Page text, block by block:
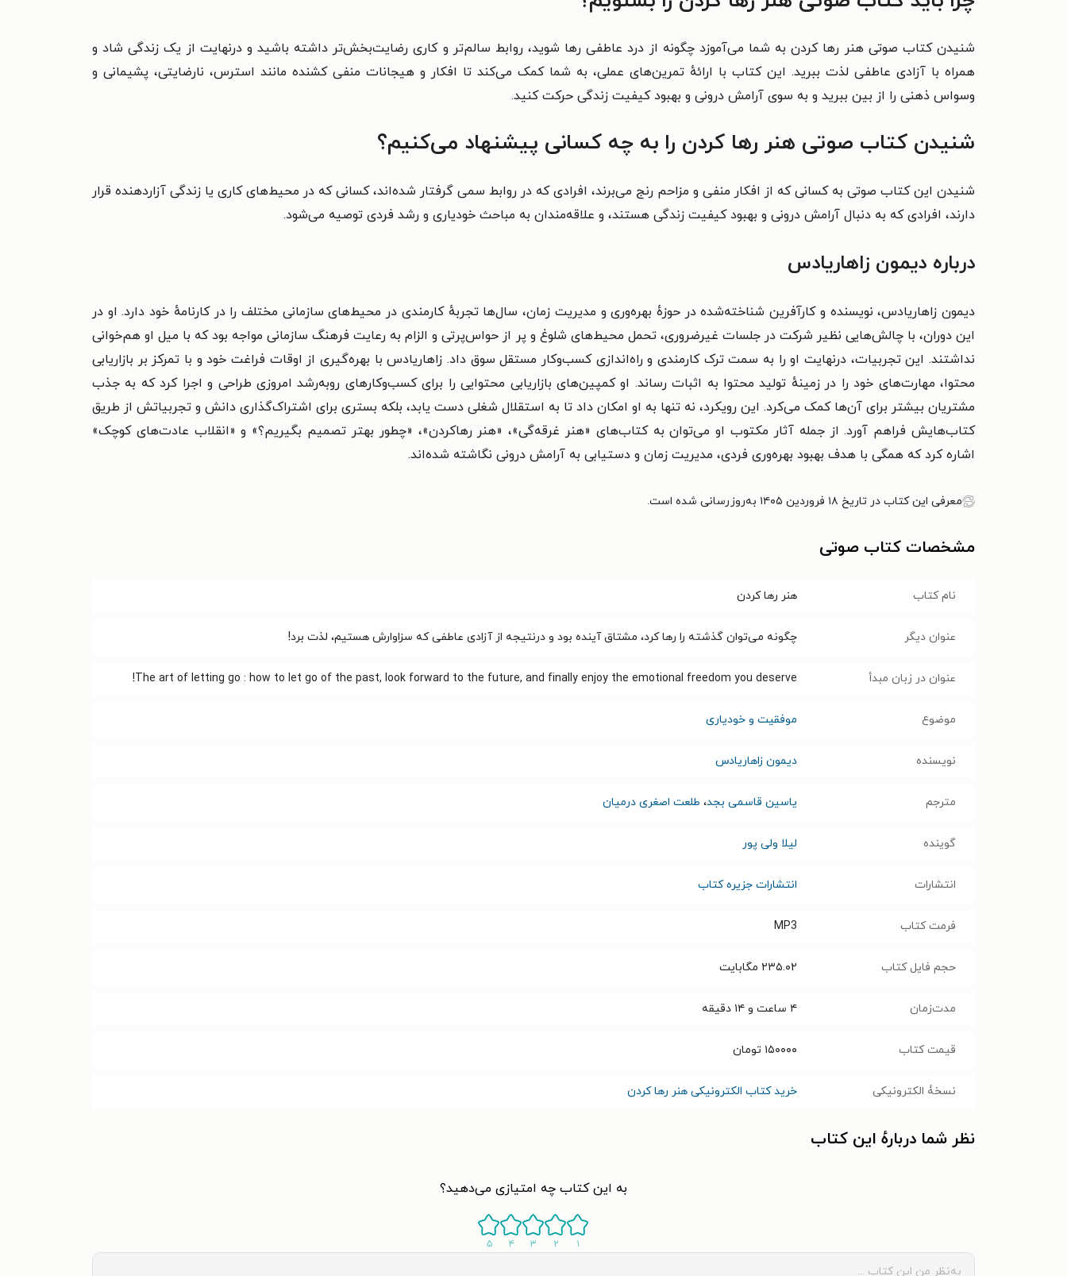
شنیدن کتاب صوتی هنر رها کردن به شما می‌آموزد چگونه از درد عاطفی رها شوید، روابط سالم‌تر و کاری رضایت‌بخش‌تر داشته باشید و درنهایت از یک زندگی‌ شاد و
همراه با آزادی عاطفی لذت ببرید. این کتاب با ارائهٔ تمرین‌های عملی، به شما کمک می‌کند تا افکار و هیجانات منفی کشنده مانند استرس، نارضایتی، پشیمانی و
وسواس ذهنی را از بین ببرید و به سوی آرامش درونی و بهبود کیفیت زندگی حرکت کنید.
شنیدن کتاب صوتی هنر رها کردن را به چه کسانی پیشنهاد می‌کنیم؟
شنیدن این کتاب صوتی بهکسانی که از افکار منفی و مزاحم رنج می‌برند، افرادی که در روابط سمی گرفتار شده‌اند،کسانی که در محیط‌های کاری یا زندگی آزاردهنده قرار
دارند، افرادی که به دنبال آرامش درونی و بهبود کیفیت زندگی هستند، و علاقه‌مندان به مباحث خودیاری و رشد فردی توصیه می‌شود.
درباره دیمون زاهاریادس
دیمون زاهاریادس، نویسنده و کارآفرین شناخته‌شده در حوزهٔ بهره‌وری و مدیریت زمان، سال‌ها تجربهٔ کارمندی در محیط‌های سازمانی مختلف را در کارنامهٔ خود دارد. او در
این دوران، با چالش‌هایی نظیر شرکت در جلسات غیرضروری، تحمل محیط‌های شلوغ و پر از حواس‌پرتی و الزام به رعایت فرهنگ سازمانی مواجه بود که با میل او هم‌خوانی
نداشتند. این تجربیات، درنهایت او را به سمت ترک کارمندی و راه‌اندازی کسب‌وکار مستقل سوق داد. زاهاریادس با بهره‌گیری از اوقات فراغت خود و با تمرکز بر بازاریابی
محتوا، مهارت‌های خود را در زمینهٔ تولید محتوا به اثبات رساند. او کمپین‌های بازاریابی محتوایی را برای کسب‌وکارهای رو‌به‌رشد امروزی طراحی و اجرا کرد که به جذب
مشتریان بیشتر برای آن‌ها کمک می‌کرد. این رویکرد، نه تنها به او امکان داد تا به استقلال شغلی دست یابد، بلکه بستری برای اشتراک‌گذاری دانش و تجربیاتش از طریق
کتاب‌هایش فراهم آورد. از جمله آثار مکتوب او می‌توان به کتاب‌های «هنر غرقه‌گی»، «هنر رهاکردن»، «چطور بهتر تصمیم بگیریم؟» و «انقلاب عادت‌‌های کوچک»
اشاره کرد که همگی با هدف بهبود بهره‌وری فردی، مدیریت زمان و دستیابی به آرامش درونی نگاشته شده‌اند.
معرفی این کتاب در تاریخ ۱۸ فروردین ۱۴۰۵ به‌روزرسانی شده است.
مشخصات کتاب صوتی
نام کتاب هنر رها کردن
عنوان دیگر چگونه می‌توان گذشته را رها کرد، مشتاق آینده بود و درنتیجه از آزادی عاطفی که سزاوارش هستیم، لذت برد!
عنوان در زبان مبدأ The art of letting go : how to let go of the past, look forward to the future, and finally enjoy the emotional freedom you deserve!
موضوع موفقیت و خودیاری
نویسنده دیمون زاهاریادس
مترجم یاسین قاسمی بجد، طلعت اصغری درمیان
گوینده لیلا ولی پور
انتشارات انتشارات جزیره کتاب
فرمت کتاب MP3
حجم فایل کتاب ۲۳۵.۰۲ مگابایت
مدت‌زمان ۴ ساعت و ۱۴ دقیقه
قیمت کتاب ۱۵۰۰۰۰ تومان
نسخۀ الکترونیکی خرید کتاب الکترونیکی هنر رها کردن
نظر شما دربارهٔ این کتاب
به این کتاب چه امتیازی می‌دهید؟
۱ ۲ ۳ ۴ ۵